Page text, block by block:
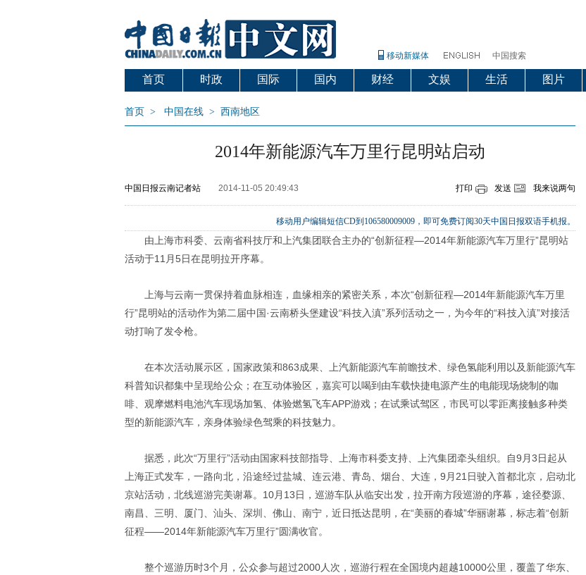
移动新媒体 中国搜索
首页 时政 国际 国内 财经 文娱 生活 图片
首页 > 中国在线 > 西南地区
2014年新能源汽车万里行昆明站启动
中国日报云南记者站 2014-11-05 20:49:43 打印 发送 我来说两句
移动用户编辑短信CD到106580009009，即可免费订阅30天中国日报双语手机报。
由上海市科委、云南省科技厅和上汽集团联合主办的“创新征程—2014年新能源汽车万里行”昆明站
活动于11月5日在昆明拉开序幕。
上海与云南一贯保持着血脉相连，血缘相亲的紧密关系，本次“创新征程—2014年新能源汽车万里
行”昆明站的活动作为第二届中国·云南桥头堡建设“科技入滇”系列活动之一，为今年的“科技入滇”对接活
动打响了发令枪。
在本次活动展示区，国家政策和863成果、上汽新能源汽车前瞻技术、绿色氢能利用以及新能源汽车
科普知识都集中呈现给公众；在互动体验区，嘉宾可以喝到由车载快捷电源产生的电能现场烧制的咖
啡、观摩燃料电池汽车现场加氢、体验燃氢飞车APP游戏；在试乘试驾区，市民可以零距离接触多种类
型的新能源汽车，亲身体验绿色驾乘的科技魅力。
据悉，此次“万里行”活动由国家科技部指导、上海市科委支持、上汽集团牵头组织。自9月3日起从
上海正式发车，一路向北，沿途经过盐城、连云港、青岛、烟台、大连，9月21日驶入首都北京，启动北
京站活动，北线巡游完美谢幕。10月13日，巡游车队从临安出发，拉开南方段巡游的序幕，途径婺源、
南昌、三明、厦门、汕头、深圳、佛山、南宁，近日抵达昆明，在“美丽的春城”华丽谢幕，标志着“创新
征程——2014年新能源汽车万里行”圆满收官。
整个巡游历时3个月，公众参与超过2000人次，巡游行程在全国境内超越10000公里，覆盖了华东、